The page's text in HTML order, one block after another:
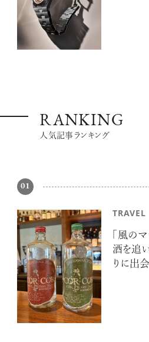
RANKING
人気記事ランキング
01
TRAVEL
「風の
酒を追
りに出